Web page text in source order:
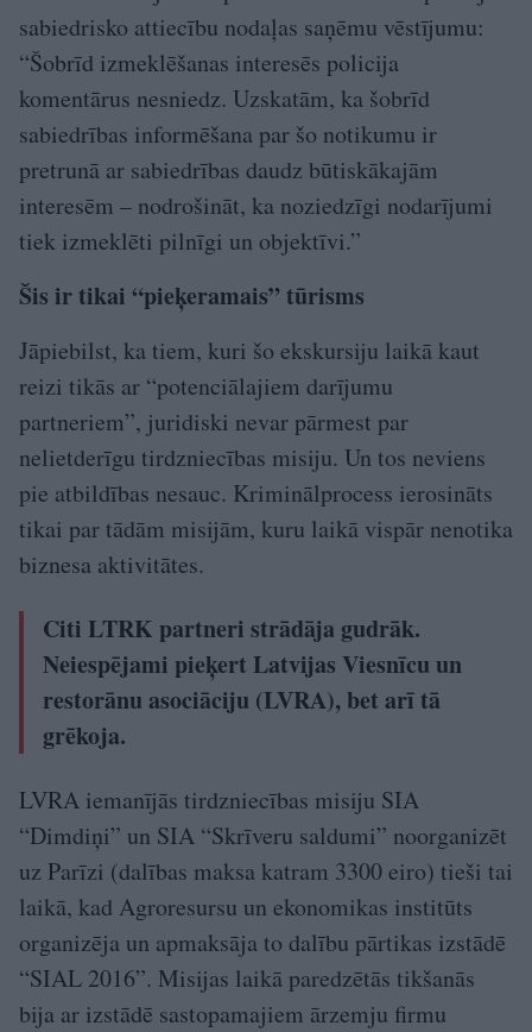
sabiedrisko attiecību nodaļas saņēmu vēstījumu:
“Šobrīd izmeklēšanas interesēs policija
komentārus nesniedz. Uzskatām, ka šobrīd
sabiedrības informēšana par šo notikumu ir
pretrunā ar sabiedrības daudz būtiskākajām
interesēm – nodrošināt, ka noziedzīgi nodarījumi
tiek izmeklēti pilnīgi un objektīvi.”
Šis ir tikai “pieķeramais” tūrisms
Jāpiebilst, ka tiem, kuri šo ekskursiju laikā kaut
reizi tikās ar “potenciālajiem darījumu
partneriem”, juridiski nevar pārmest par
nelietderīgu tirdzniecības misiju. Un tos neviens
pie atbildības nesauc. Kriminālprocess ierosināts
tikai par tādām misijām, kuru laikā vispār nenotika
biznesa aktivitātes.
Citi LTRK partneri strādāja gudrāk.
Neiespējami pieķert Latvijas Viesnīcu un
restorānu asociāciju (LVRA), bet arī tā
grēkoja.
LVRA iemanījās tirdzniecības misiju SIA
“Dimdiņi” un SIA “Skrīveru saldumi” noorganizēt
uz Parīzi (dalības maksa katram 3300 eiro) tieši tai
laikā, kad Agroresursu un ekonomikas institūts
organizēja un apmaksāja to dalību pārtikas izstādē
“SIAL 2016”. Misijas laikā paredzētās tikšanās
bija ar izstādē sastopamajiem ārzemju firmu